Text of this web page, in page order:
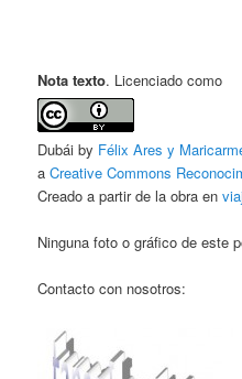
Nota texto. Licenciado como
Dubái by Félix Ares y
aCreative Commons
Creado a partir de la obra en
Ninguna foto o gráfico de este
Contacto con nosotros: